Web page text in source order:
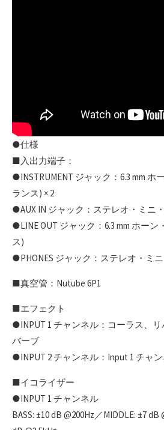
●仕様
■入出力端子：
●INSTRUMENT ジャック：6.3 mm ホ
ランス) × 2
●AUX IN ジャック：ステレオ・ミニ
●LINE OUT ジャック：6.3 mm ホー
ス)
●PHONES ジャック：ステレオ・ミ
■真空管：Nutube 6P1
■エフェクト
●INPUT 1 チャンネル：コーラス、
バーブ
●INPUT 2 チャンネル：Input 1 チャ
■イコライザー
●INPUT 1 チャンネル
BASS: ±10 dB @200Hz／MIDDLE: ±7 dB